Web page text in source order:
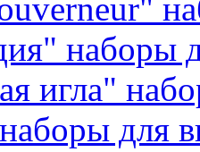
наборы
игла"
для